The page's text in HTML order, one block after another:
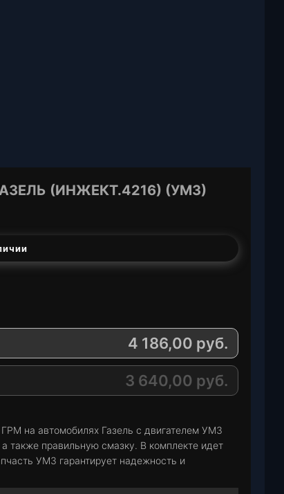
(ИНЖЕКТ.4216) (УМЗ)
4 186,00 руб.
3 640,00 руб.
на автомобилях Газель с двигателем УМЗ
также правильную смазку. В комплекте идет
УМЗ гарантирует надежность и